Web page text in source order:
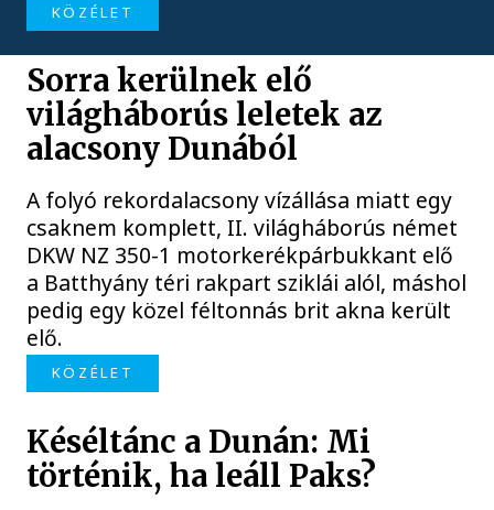
KÖZÉLET
Sorra kerülnek elő
világháborús leletek az
alacsony Dunából
A folyó rekordalacsony vízállása miatt egy
csaknem komplett, II. világháborús német
DKW NZ 350-1 motorkerékpárbukkant elő
a Batthyány téri rakpart sziklái alól, máshol
pedig egy közel féltonnás brit akna került
elő.
KÖZÉLET
Késéltánc a Dunán: Mi
történik, ha leáll Paks?